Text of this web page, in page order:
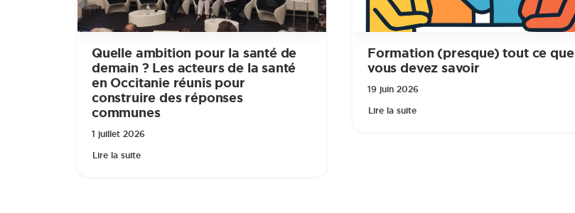
Quelle ambition pour la santé de
demain ? Les acteurs de la santé
en Occitanie réunis pour
construire des réponses
communes
1 juillet 2026
Lire la suite
Formation (presque) tout ce que
vous devez savoir
19 juin 2026
Lire la suite